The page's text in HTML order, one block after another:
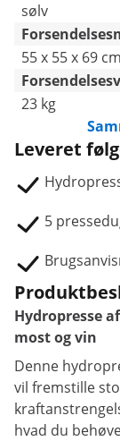
sølv
55 x 55 x 69 cm
23 kg
Leveret
5
Hydropresse
most og vin
Denne
vil fremstille
hvad du